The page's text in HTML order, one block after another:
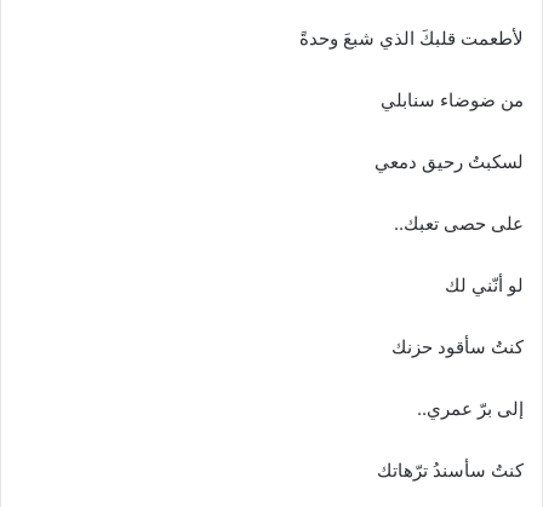
لأطعمت قلبكَ الذي شبعَ وحدةً
من ضوضاء سنابلي
لسكبتُ رحيق دمعي
على حصى تعبك..
لو أنّني لك
كنتُ سأقود حزنك
إلى برّ عمري..
كنتُ سأسندُ ترّهاتك